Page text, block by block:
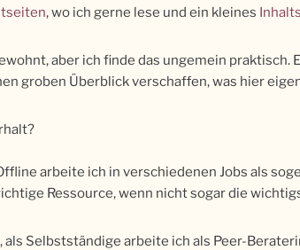
, wo ich gerne lese und ein kleines
aber ich finde das ungemein
groben Überblick verschaffen, was hier
arbeite ich in verschiedenen Jobs als
Ressource, wenn nicht sogar die
Selbstständige arbeite ich als Peer-